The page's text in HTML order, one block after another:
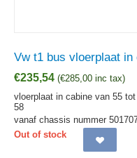
Vw t1 bus vloerplaat
€235,54 (€285,00 inc tax)
vloerplaat in cabine van 55
58
vanaf chassis nummer
Out of stock